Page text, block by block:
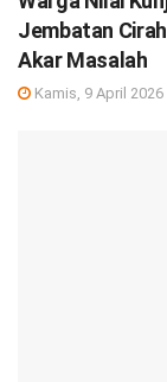
Jembatan
Akar Masalah
Kamis, 9 April 2026